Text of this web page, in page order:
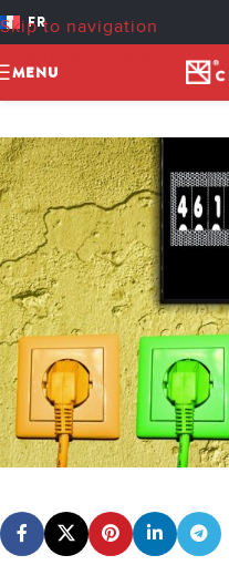
Skip to navigation
FR
MENU
Chemin'Arte